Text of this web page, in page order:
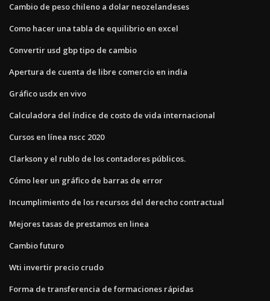
Cambio de peso chileno a dolar neozelandeses
Como hacer una tabla de equilibrio en excel
Convertir usd gbp tipo de cambio
Apertura de cuenta de libre comercio en india
Gráfico usdx en vivo
Calculadora del índice de costo de vida internacional
Cursos en línea nscc 2020
Clarkson y el rublo de los contadores públicos.
Cómo leer un gráfico de barras de error
Incumplimiento de los recursos del derecho contractual
Mejores tasas de prestamos en linea
Cambio futuro
Wti invertir precio crudo
Forma de transferencia de formaciones rápidas